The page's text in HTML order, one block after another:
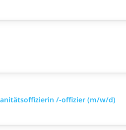
/-offizier (m/w/d)